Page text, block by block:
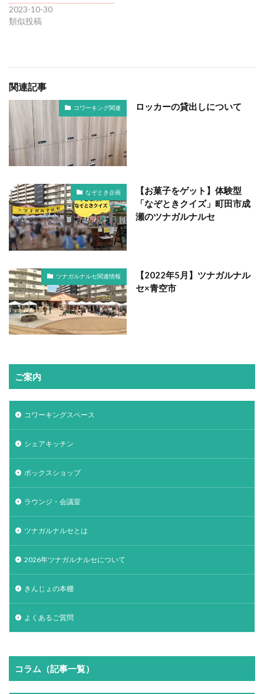
2023-10-30
類似投稿
関連記事
コワーキング関連 ロッカーの貸出しについて
なぞとき企画
【お菓子をゲット】体験型
「なぞときクイズ」町田市成
瀬のツナガルナルセ
ツナガルナルセ関連情報
【2022年5月】ツナガルナル
セ×青空市
ご案内
コワーキングスペース
シェアキッチン
ボックスショップ
ラウンジ・会議室
ツナガルナルセとは
2026年ツナガルナルセについて
きんじょの本棚
よくあるご質問
コラム（記事一覧）